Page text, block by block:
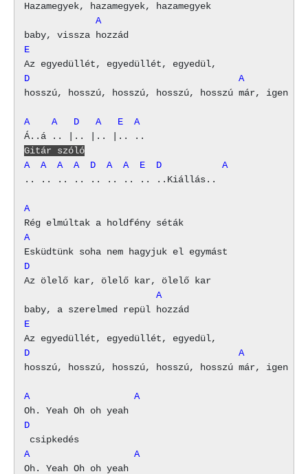
             A
E
D                                      A
hosszú, hosszú, hosszú, hosszú, hosszú már, igen ám
A    A   D   A   E  A
Gitár szóló
A  A  A  A  D  A  A  E  D           A
.. .. .. .. .. .. .. .. ..Kiállás..
A
A
D
                        A
E
D                                      A
hosszú, hosszú, hosszú, hosszú, hosszú már, igen ám
A                   A
D
A                   A